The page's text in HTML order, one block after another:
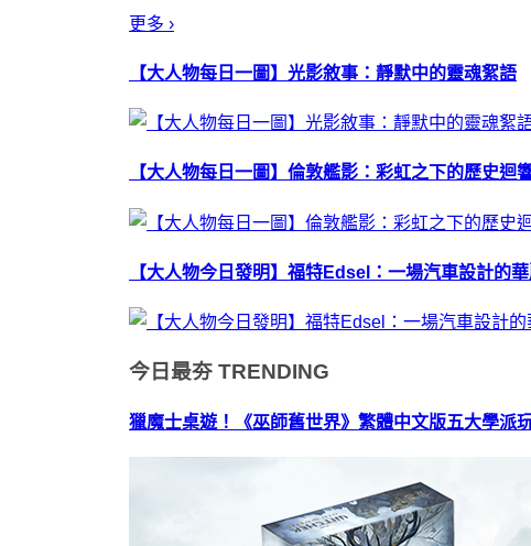
更多 ›
【大人物每日一圖】光影敘事：靜默中的靈魂絮語
【大人物每日一圖】倫敦艦影：彩虹之下的歷史迴
【大人物今日發明】福特Edsel：一場汽車設計的
今日最夯 TRENDING
獵魔士桌遊！《巫師舊世界》繁體中文版五大學派